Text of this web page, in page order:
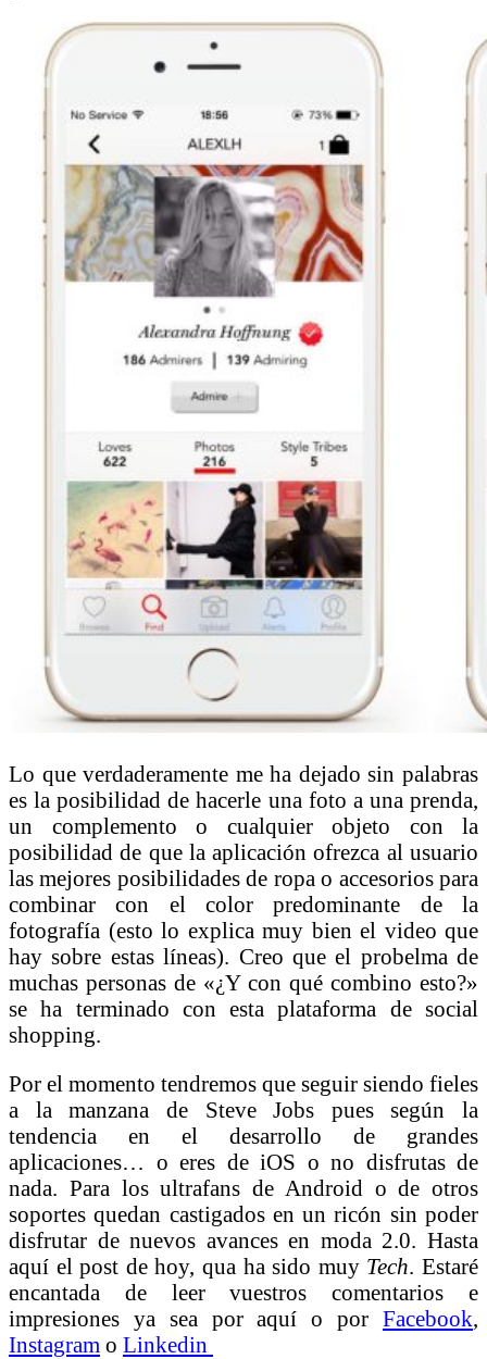
Lo que verdaderamente me ha dejado sin palabras
es la posibilidad de hacerle una foto a una prenda,
un complemento o cualquier objeto con la
posibilidad de que la aplicación ofrezca al usuario
las mejores posibilidades de ropa o accesorios para
combinar con el color predominante de la
fotografía (esto lo explica muy bien el video que
hay sobre estas líneas). Creo que el probelma de
muchas personas de «¿Y con qué combino esto?»
se ha terminado con esta plataforma de social
shopping.
Por el momento tendremos que seguir siendo fieles
a la manzana de Steve Jobs pues según la
tendencia en el desarrollo de grandes
aplicaciones… o eres de iOS o no disfrutas de
nada. Para los ultrafans de Android o de otros
soportes quedan castigados en un ricón sin poder
disfrutar de nuevos avances en moda 2.0. Hasta
aquí el post de hoy, qua ha sido muy Tech. Estaré
encantada de leer vuestros comentarios e
impresiones ya sea por aquí o por Facebook,
Instagram o Linkedin